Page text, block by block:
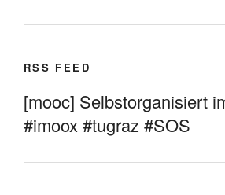
RSS FEED
[mooc] Selbstorganisiert
#imoox #tugraz #SOS